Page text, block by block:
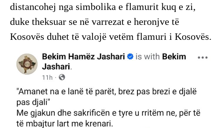
distancohej nga simbolika e flamurit kuq e zi,
duke theksuar se në varrezat e heronjve të
Kosovës duhet të valojë vetëm flamuri i Kosovës.